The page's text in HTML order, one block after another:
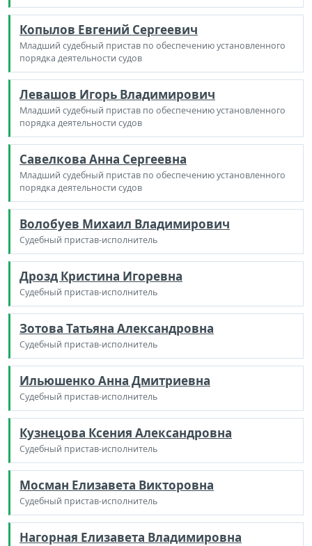
Копылов Евгений Сергеевич
Младший судебный пристав по обеспечению установленного
порядка деятельности судов
Левашов Игорь Владимирович
Младший судебный пристав по обеспечению установленного
порядка деятельности судов
Савелкова Анна Сергеевна
Младший судебный пристав по обеспечению установленного
порядка деятельности судов
Волобуев Михаил Владимирович
Судебный пристав-исполнитель
Дрозд Кристина Игоревна
Судебный пристав-исполнитель
Зотова Татьяна Александровна
Судебный пристав-исполнитель
Ильюшенко Анна Дмитриевна
Судебный пристав-исполнитель
Кузнецова Ксения Александровна
Судебный пристав-исполнитель
Мосман Елизавета Викторовна
Судебный пристав-исполнитель
Нагорная Елизавета Владимировна